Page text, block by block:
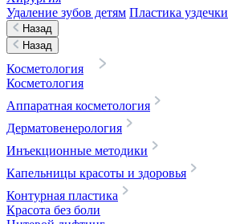
Удаление зубов детям Пластика уздечки
Назад
Назад
Косметология
Косметология
Аппаратная косметология
Дерматовенерология
Инъекционные методики
Капельницы красоты и здоровья
Контурная пластика
Красота без боли